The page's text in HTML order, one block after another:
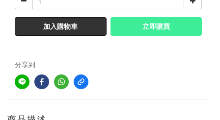
加入購物車 立即購買
分享到